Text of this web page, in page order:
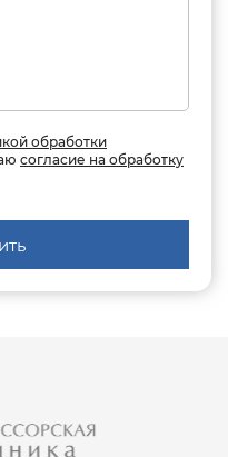
обработки
согласие на обработку